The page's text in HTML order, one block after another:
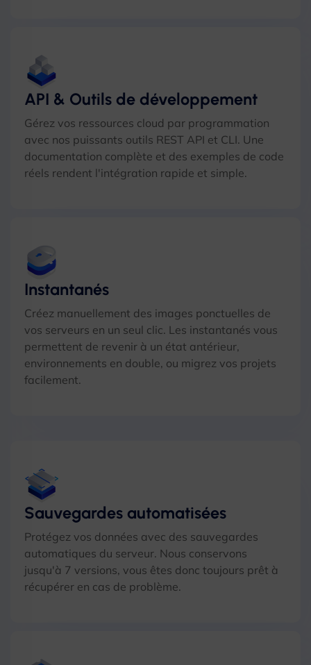
API & Outils de développement
Gérez vos ressources cloud par programmation
avec nos puissants outils REST API et CLI. Une
documentation complète et des exemples de code
réels rendent l'intégration rapide et simple.
Instantanés
Créez manuellement des images ponctuelles de
vos serveurs en un seul clic. Les instantanés vous
permettent de revenir à un état antérieur,
environnements en double, ou migrez vos projets
facilement.
Sauvegardes automatisées
Protégez vos données avec des sauvegardes
automatiques du serveur. Nous conservons
jusqu'à 7 versions, vous êtes donc toujours prêt à
récupérer en cas de problème.